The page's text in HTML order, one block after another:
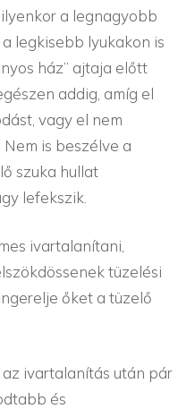
a legnagyobb
legkisebb lyukakon is
ház” ajtaja előtt
addig, amíg el
vagy el nem
is beszélve a
szuka hullat
lefekszik.
ivartalanítani,
tüzelési
őket a tüzelő
ivartalanítás után pár
és